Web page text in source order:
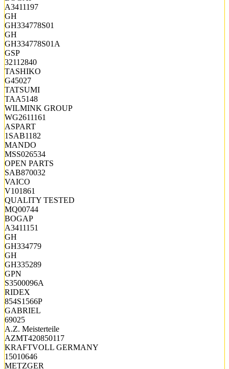
A3411197
GH
GH334778S01
GH
GH334778S01A
GSP
32112840
TASHIKO
G45027
TATSUMI
TAA5148
WILMINK GROUP
WG2611161
ASPART
1SAB1182
MANDO
MSS026534
OPEN PARTS
SAB870032
VAICO
V101861
QUALITY TESTED
MQ00744
BOGAP
A3411151
GH
GH334779
GH
GH335289
GPN
S3500096A
RIDEX
854S1566P
GABRIEL
69025
A.Z. Meisterteile
AZMT420850117
KRAFTVOLL GERMANY
15010646
METZGER